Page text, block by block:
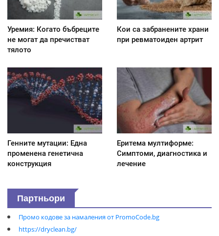
Уремия: Когато бъбреците
не могат да пречистват
тялото
Кои са забранените храни
при ревматоиден артрит
Генните мутации: Една
променена генетична
конструкция
Еритема мултиформе:
Симптоми, диагностика и
лечение
Партньори
Промо кодове за намаления от PromoCode.bg
https://dryclean.bg/